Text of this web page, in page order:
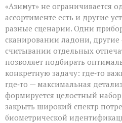
«Азимут» не ограничивается
ассортименте есть и другие
разные сценарии. Одни
сканировании ладони,
считывании отдельных
позволяет подбирать
конкретную задачу: где‑то
где‑то — максимальная
формируется целостный
закрыть широкий спектр
биометрической